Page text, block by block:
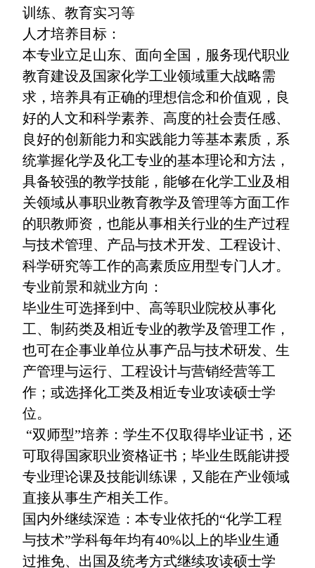
训练、教育实习等
人才培养目标：
本专业立足山东、面向全国，服务现代职业
教育建设及国家化学工业领域重大战略需
求，培养具有正确的理想信念和价值观，良
好的人文和科学素养、高度的社会责任感、
良好的创新能力和实践能力等基本素质，系
统掌握化学及化工专业的基本理论和方法，
具备较强的教学技能，能够在化学工业及相
关领域从事职业教育教学及管理等方面工作
的职教师资，也能从事相关行业的生产过程
与技术管理、产品与技术开发、工程设计、
科学研究等工作的高素质应用型专门人才。
专业前景和就业方向：
毕业生可选择到中、高等职业院校从事化
工、制药类及相近专业的教学及管理工作，
也可在企事业单位从事产品与技术研发、生
产管理与运行、工程设计与营销经营等工
作；或选择化工类及相近专业攻读硕士学
位。
“双师型”培养：学生不仅取得毕业证书，还
可取得国家职业资格证书；毕业生既能讲授
专业理论课及技能训练课，又能在产业领域
直接从事生产相关工作。
国内外继续深造：本专业依托的“化学工程
与技术”学科每年均有40%以上的毕业生通
过推免、出国及统考方式继续攻读硕士学